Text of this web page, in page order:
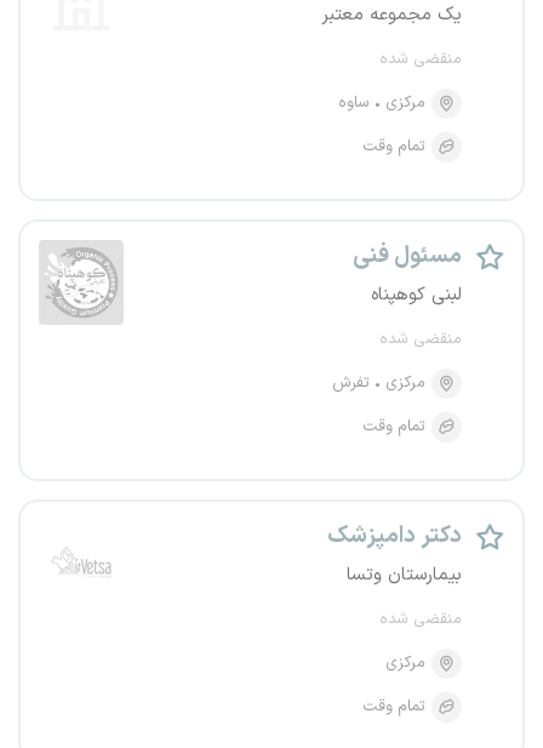
یک مجموعه معتبر
منقضی شده
مرکزی
ساوه
تمام وقت
مسئول فنی
لبنی‌ کوهپناه
منقضی شده
مرکزی
تفرش
تمام وقت
دکتر دامپزشک
بیمارستان وتسا
منقضی شده
مرکزی
تمام وقت